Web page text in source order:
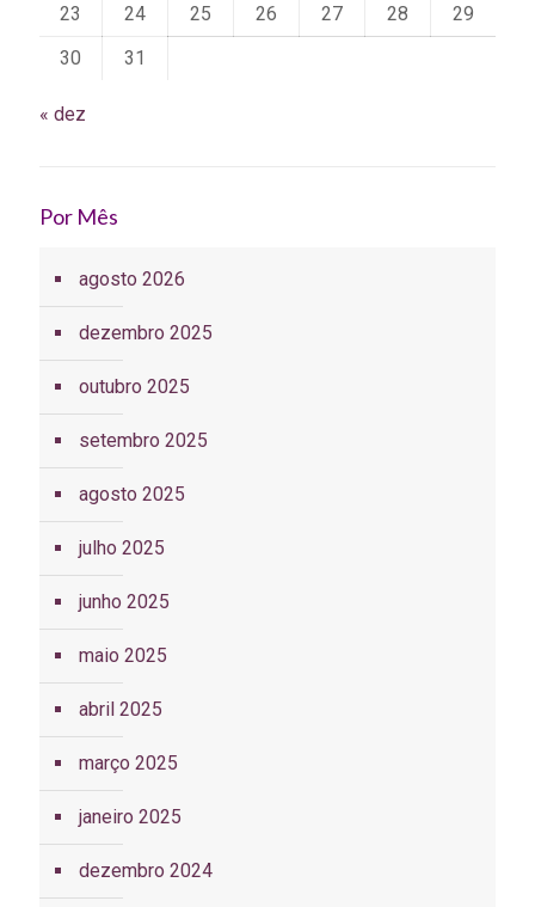
23
24 25 26 27 28
29
30
31
« dez
Por Mês
agosto 2026
dezembro 2025
outubro 2025
setembro 2025
agosto 2025
julho 2025
junho 2025
maio 2025
abril 2025
março 2025
janeiro 2025
dezembro 2024